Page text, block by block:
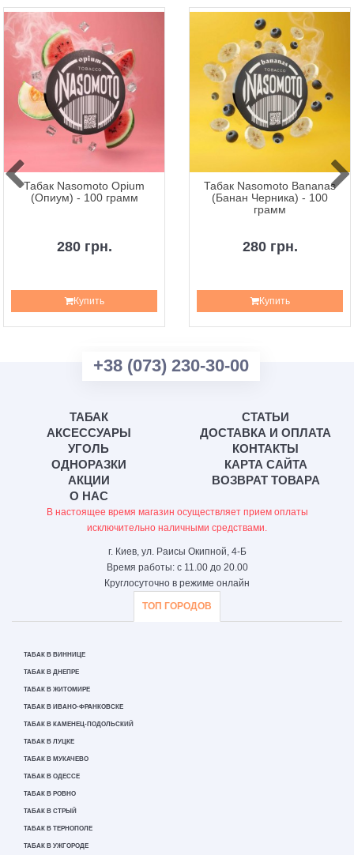
Табак Nasomoto Opium
(Опиум) - 100 грамм
280 грн.
Купить
Табак Nasomoto Bananas
(Банан Черника) - 100
грамм
280 грн.
Купить
+38 (073) 230-30-00
ТАБАК
АКСЕССУАРЫ
УГОЛЬ
ОДНОРАЗКИ
АКЦИИ
О НАС
СТАТЬИ
ДОСТАВКА И ОПЛАТА
КОНТАКТЫ
КАРТА САЙТА
ВОЗВРАТ ТОВАРА
В настоящее время магазин осуществляет прием оплаты
исключительно наличными средствами.
г. Киев, ул. Раисы Окипной, 4-Б
Время работы: с 11.00 до 20.00
Круглосуточно в режиме онлайн
ТОП ГОРОДОВ
ТАБАК В ВИННИЦЕ
ТАБАК В ДНЕПРЕ
ТАБАК В ЖИТОМИРЕ
ТАБАК В ИВАНО-ФРАНКОВСКЕ
ТАБАК В КАМЕНЕЦ-ПОДОЛЬСКИЙ
ТАБАК В ЛУЦКЕ
ТАБАК В МУКАЧЕВО
ТАБАК В ОДЕССЕ
ТАБАК В РОВНО
ТАБАК В СТРЫЙ
ТАБАК В ТЕРНОПОЛЕ
ТАБАК В УЖГОРОДЕ